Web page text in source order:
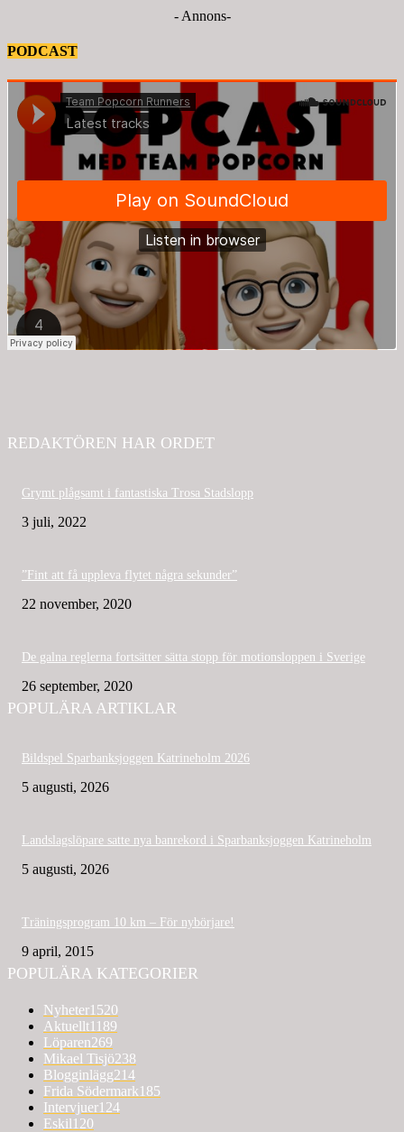
- Annons-
PODCAST
REDAKTÖREN HAR ORDET
Grymt plågsamt i fantastiska Trosa Stadslopp
3 juli, 2022
”Fint att få uppleva flytet några sekunder”
22 november, 2020
De galna reglerna fortsätter sätta stopp för motionsloppen i Sverige
26 september, 2020
POPULÄRA ARTIKLAR
Bildspel Sparbanksjoggen Katrineholm 2026
5 augusti, 2026
Landslagslöpare satte nya banrekord i Sparbanksjoggen Katrineholm
5 augusti, 2026
Träningsprogram 10 km – För nybörjare!
9 april, 2015
POPULÄRA KATEGORIER
Nyheter1520
Aktuellt1189
Löparen269
Mikael Tisjö238
Blogginlägg214
Frida Södermark185
Intervjuer124
Eskil120